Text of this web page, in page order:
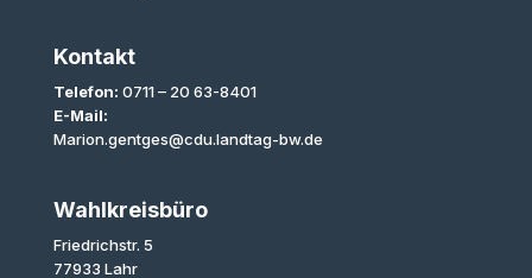
Kontakt
Telefon: 0711 – 20 63-8401
E-Mail:
Marion.gentges@cdu.landtag-bw.de
Wahlkreisbüro
Friedrichstr. 5
77933 Lahr